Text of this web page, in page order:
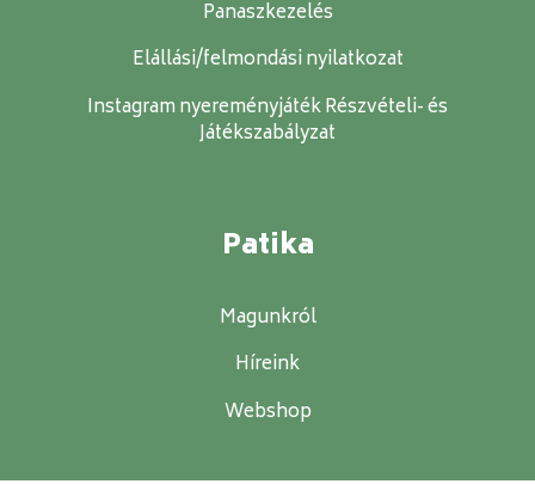
Panaszkezelés
Elállási/felmondási nyilatkozat
Instagram nyereményjáték Részvételi- és
Játékszabályzat
Patika
Magunkról
Híreink
Webshop